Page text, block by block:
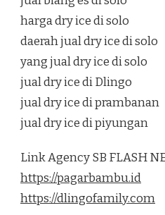
harga dry ice di solo
daerah jual dry ice di solo
yang jual dry ice di solo
jual dry ice di Dlingo
jual dry ice di prambanan
jual dry ice di piyungan
Link Agency SB FLASH
https://pagarbambu.id
https://dlingofamily.com